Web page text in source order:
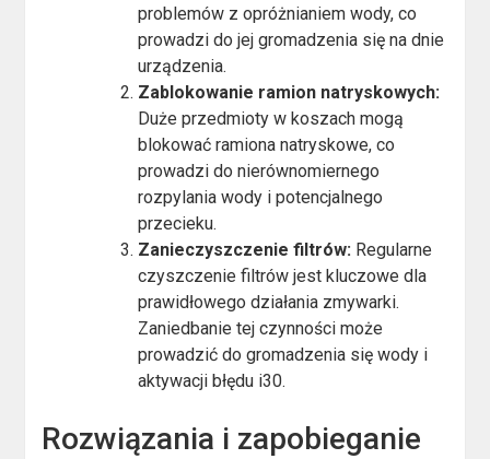
problemów z opróżnianiem wody, co
prowadzi do jej gromadzenia się na dnie
urządzenia.
Zablokowanie ramion natryskowych:
Duże przedmioty w koszach mogą
blokować ramiona natryskowe, co
prowadzi do nierównomiernego
rozpylania wody i potencjalnego
przecieku.
Zanieczyszczenie filtrów: Regularne
czyszczenie filtrów jest kluczowe dla
prawidłowego działania zmywarki.
Zaniedbanie tej czynności może
prowadzić do gromadzenia się wody i
aktywacji błędu i30.
Rozwiązania i zapobieganie